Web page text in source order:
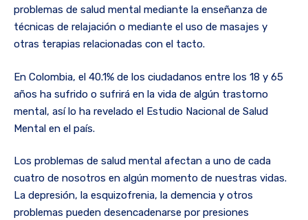
problemas de salud mental mediante la enseñanza de
técnicas de relajación o mediante el uso de masajes y
otras terapias relacionadas con el tacto.
En Colombia, el 40.1% de los ciudadanos entre los 18 y 65
años ha sufrido o sufrirá en la vida de algún trastorno
mental, así lo ha revelado el Estudio Nacional de Salud
Mental en el país.
Los problemas de salud mental afectan a uno de cada
cuatro de nosotros en algún momento de nuestras vidas.
La depresión, la esquizofrenia, la demencia y otros
problemas pueden desencadenarse por presiones